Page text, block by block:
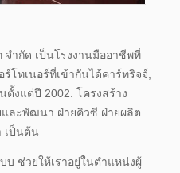
จํากัด เป็นโรงงานมืออาชีพที่
ร์โทเนอร์ที่เข้ากันได้คาร์ทริจจ์,
ตั้งแต่ปี 2002. โครงสร้าง
และพัฒนา ฝ่ายคิวซี ฝ่ายผลิต
เป็นต้น
ช่วยให้เราอยู่ในตําแหน่งผู้